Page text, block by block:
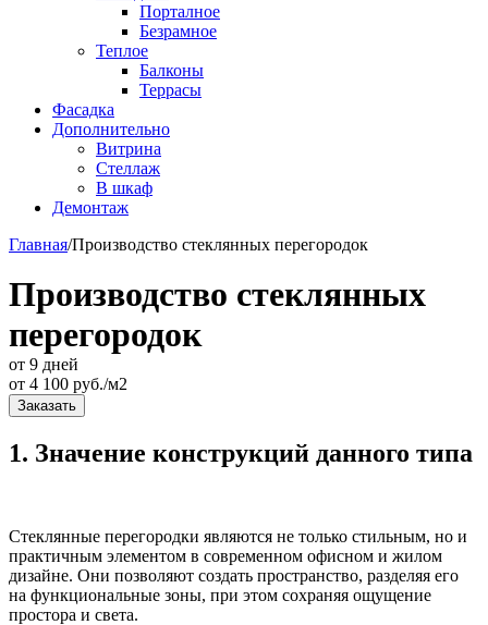
Порталное
Безрамное
Теплое
Балконы
Террасы
Фасадка
Дополнительно
Витрина
Стеллаж
В шкаф
Демонтаж
Главная/Производство стеклянных перегородок
Производство стеклянных
перегородок
от 9 дней
от 4 100 руб./м2
Заказать
1. Значение конструкций данного типа
Стеклянные перегородки являются не только стильным, но и
практичным элементом в современном офисном и жилом
дизайне. Они позволяют создать пространство, разделяя его
на функциональные зоны, при этом сохраняя ощущение
простора и света.